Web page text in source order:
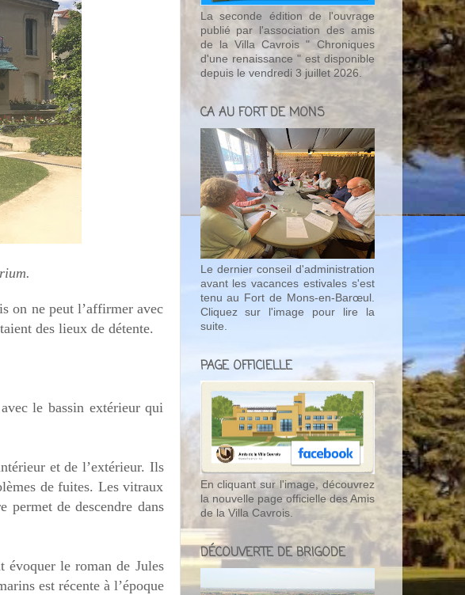
on ne peut l’affirmer avec
des lieux de détente.
le bassin extérieur qui
et de l’extérieur. Ils
de fuites. Les vitraux
permet de descendre dans
évoquer le roman de Jules
est récente à l’époque
La seconde édition de l'ouvrage
publié par l'association des amis
de la Villa Cavrois " Chroniques
d'une renaissance " est disponible
depuis le vendredi 3 juillet 2026.
CA AU FORT DE MONS
Le dernier conseil d'administration
avant les vacances estivales s'est
tenu au Fort de Mons-en-Barœul.
Cliquez sur l'image pour lire la
suite.
PAGE OFFICIELLE
En cliquant sur l'image, découvrez
la nouvelle page officielle des Amis
de la Villa Cavrois.
DÉCOUVERTE DE BRIGODE